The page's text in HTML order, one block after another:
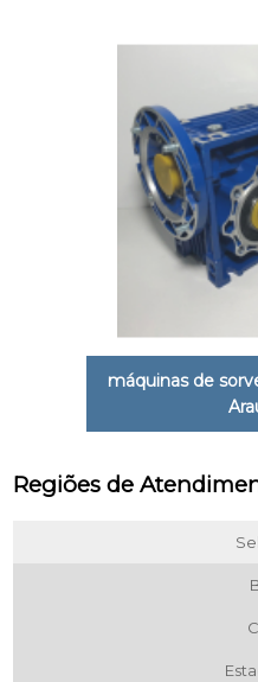
máquinas de
Regiões de